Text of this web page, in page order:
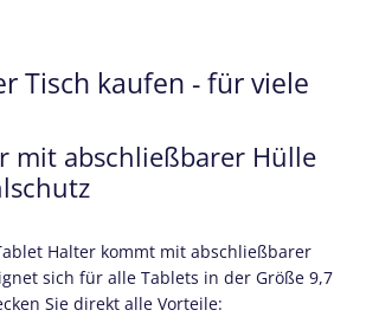
Tisch kaufen - für viele
mit abschließbarer Hülle
Halter kommt mit abschließbarer
sich für alle Tablets in der Größe 9,7
Sie direkt alle Vorteile: